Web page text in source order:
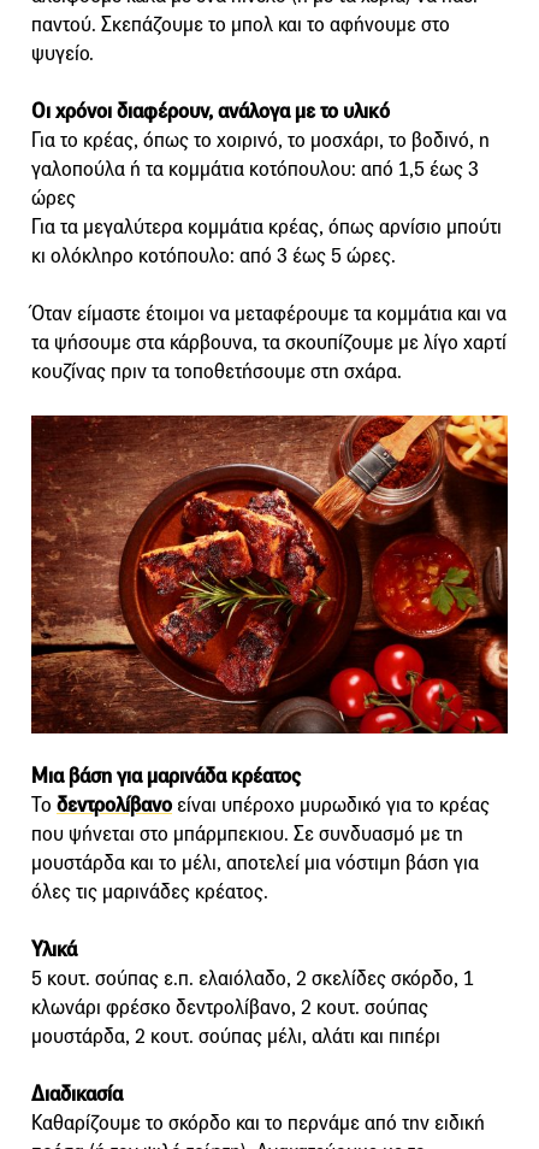
παντού. Σκεπάζουμε το μπολ και το αφήνουμε στο
ψυγείο.
Οι χρόνοι διαφέρουν, ανάλογα με το υλικό
Για το κρέας, όπως το χοιρινό, το μοσχάρι, το βοδινό, η
γαλοπούλα ή τα κομμάτια κοτόπουλου: από 1,5 έως 3
ώρες
Για τα μεγαλύτερα κομμάτια κρέας, όπως αρνίσιο μπούτι
κι ολόκληρο κοτόπουλο: από 3 έως 5 ώρες.
Όταν είμαστε έτοιμοι να μεταφέρουμε τα κομμάτια και να
τα ψήσουμε στα κάρβουνα, τα σκουπίζουμε με λίγο χαρτί
κουζίνας πριν τα τοποθετήσουμε στη σχάρα.
Μια βάση για μαρινάδα κρέατος
Το δεντρολίβανο είναι υπέροχο μυρωδικό για το κρέας
που ψήνεται στο μπάρμπεκιου. Σε συνδυασμό με τη
μουστάρδα και το μέλι, αποτελεί μια νόστιμη βάση για
όλες τις μαρινάδες κρέατος.
Υλικά
5 κουτ. σούπας ε.π. ελαιόλαδο, 2 σκελίδες σκόρδο, 1
κλωνάρι φρέσκο δεντρολίβανο, 2 κουτ. σούπας
μουστάρδα, 2 κουτ. σούπας μέλι, αλάτι και πιπέρι
Διαδικασία
Καθαρίζουμε το σκόρδο και το περνάμε από την ειδική